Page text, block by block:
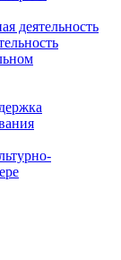
деятельность